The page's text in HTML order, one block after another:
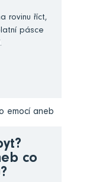
rovinu říct,
pásce
co